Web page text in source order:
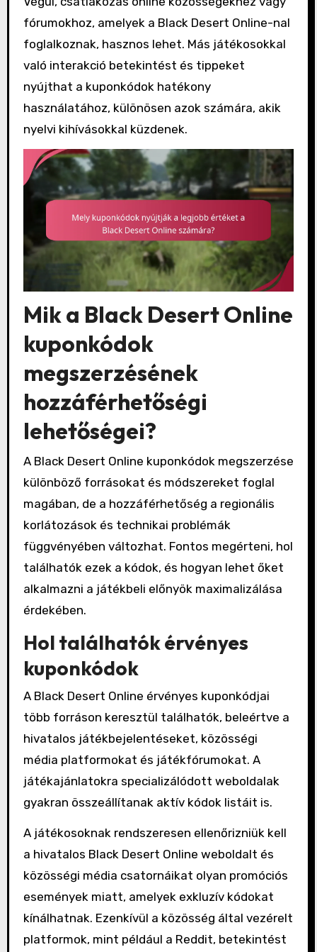
fórumokhoz, amelyek a Black Desert Online-nal
foglalkoznak, hasznos lehet. Más játékosokkal
való interakció betekintést és tippeket
nyújthat a kuponkódok hatékony
használatához, különösen azok számára, akik
nyelvi kihívásokkal küzdenek.
Mik a Black Desert Online
kuponkódok
megszerzésének
hozzáférhetőségi
lehetőségei?
A Black Desert Online kuponkódok megszerzése
különböző forrásokat és módszereket foglal
magában, de a hozzáférhetőség a regionális
korlátozások és technikai problémák
függvényében változhat. Fontos megérteni, hol
találhatók ezek a kódok, és hogyan lehet őket
alkalmazni a játékbeli előnyök maximalizálása
érdekében.
Hol találhatók érvényes
kuponkódok
A Black Desert Online érvényes kuponkódjai
több forráson keresztül találhatók, beleértve a
hivatalos játékbejelentéseket, közösségi
média platformokat és játékfórumokat. A
játékajánlatokra specializálódott weboldalak
gyakran összeállítanak aktív kódok listáit is.
A játékosoknak rendszeresen ellenőrizniük kell
a hivatalos Black Desert Online weboldalt és
közösségi média csatornáikat olyan promóciós
események miatt, amelyek exkluzív kódokat
kínálhatnak. Ezenkívül a közösség által vezérelt
platformok, mint például a Reddit, betekintést